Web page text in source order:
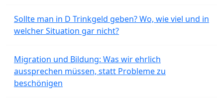
Sollte man in D Trinkgeld geben? Wo, wie viel und in
welcher Situation gar nicht?
Migration und Bildung: Was wir ehrlich
aussprechen müssen, statt Probleme zu
beschönigen